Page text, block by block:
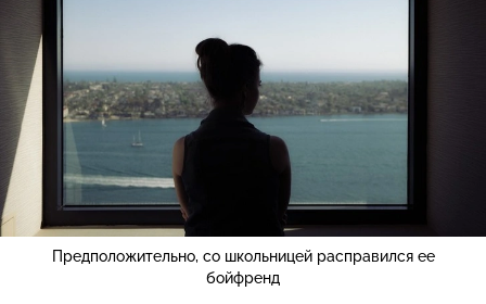
Предположительно, со школьницей расправился ее
бойфренд